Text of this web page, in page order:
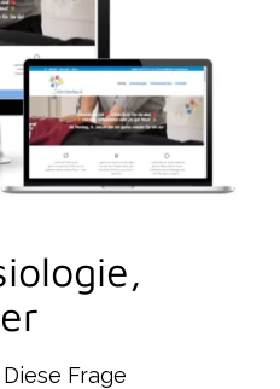
Frage